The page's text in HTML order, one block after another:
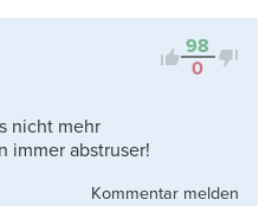
98
0
nicht mehr
immer abstruser!
Kommentar melden